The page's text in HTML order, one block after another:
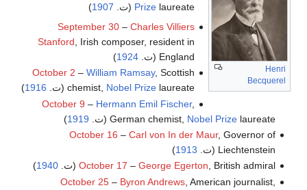
Henri
Becquerel
Prize laureate (ت. 1907
)
September 30 –Charles Villiers
Stanford , Irish composer, resident in
England (ت.
1924
)
October 2 –William Ramsay, Scottish
chemist, Nobel Prize laureate (ت. 1916
)
October 9 – Hermann Emil Fischer,
German chemist, Nobel Prizelaureate (ت. 1919
)
October 16 – Carl von In der Maur, Governor of
Liechtenstein (ت.
1913
)
October 17 – George Egerton, British admiral (ت. 1940
)
October 25– Byron Andrews, American journalist,